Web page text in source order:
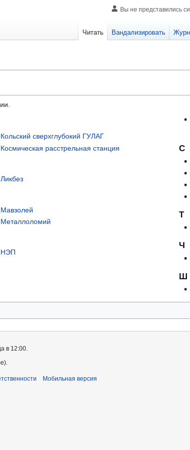
Кольский сверхглубокий ГУЛАГ
Космическая расстрельная станция
Ликбез
Мавзолей
Металлоломий
НЭП
С
Т
Ч
Ш
Вы не представились
Читать Вандализировать
в 12:00.
Мобильная версия